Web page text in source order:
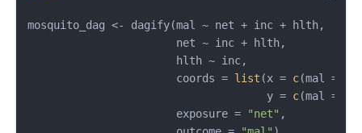
mosquito_dag <- dagify(mal ~ net + inc + hlth,
                       net
~ inc + hlth,
                       hlth
~ inc,
                       coords
= list (x = c(mal =
                                     y
= c(mal =
                       exposure
= "net" ,